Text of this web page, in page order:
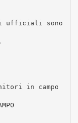
ufficiali sono
in campo